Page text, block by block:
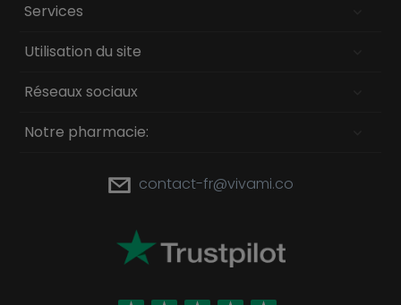
Services
Utilisation du site
Réseaux sociaux
Notre pharmacie:
contact-fr@vivami.co